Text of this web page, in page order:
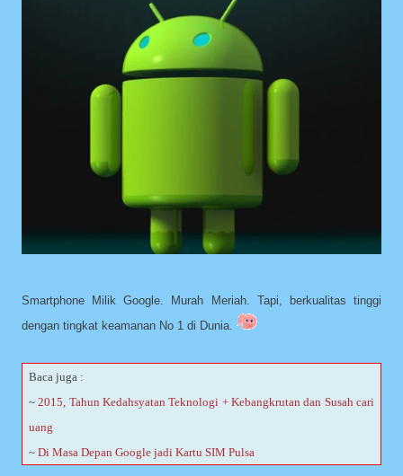
Smartphone Milik Google. Murah Meriah. Tapi, berkualitas tinggi
dengan tingkat keamanan No 1 di Dunia.
Baca juga :
~2015, Tahun Kedahsyatan Teknologi + Kebangkrutan dan Susah cari
uang
~Di Masa Depan Google jadi Kartu SIM Pulsa